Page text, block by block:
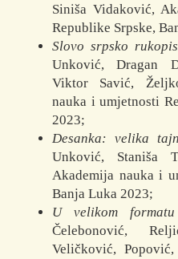
Siniša Vidaković,
Republike Srpske,
Slovo srpsko
Unković, Dragan
Viktor Savić,
nauka i umjetnosti
2023;
Desanka: velika
Unković, Staniša
Akademija nauka i
Banja Luka 2023;
U velikom formatu
Čelebonović,
Veličković,